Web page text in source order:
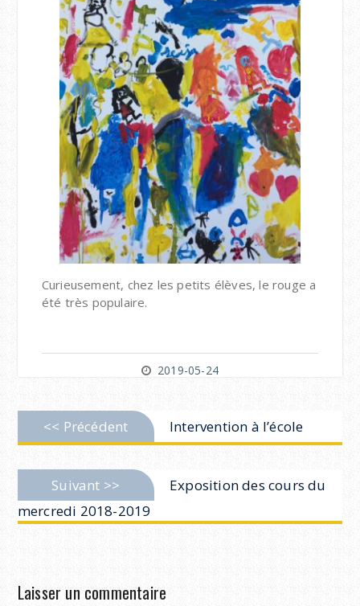
Curieusement, chez les petits élèves, le rouge a
été très populaire.
2019-05-24
Navigation
<< Précédent
Previous
post:
Intervention à l’école
Suivant >>
Next
post:
Exposition des cours du
mercredi 2018-2019
Laisser un commentaire